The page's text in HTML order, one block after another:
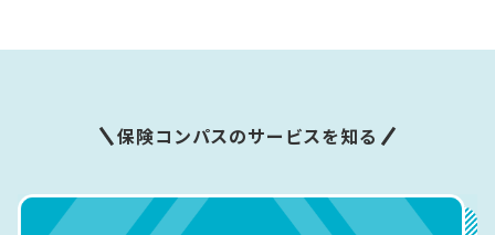
保険コンパスのサービスを知る